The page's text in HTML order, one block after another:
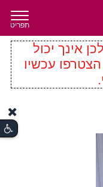
תפריט
אינך יכול
עכשיו